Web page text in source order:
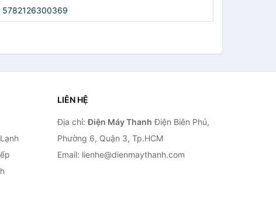
5782126300369
LIÊN HỆ
Địa chỉ:Điện Máy Thanh Điện Biên Phủ,
Phường 6, Quận 3, Tp.HCM
Email: lienhe@dienmaythanh.com